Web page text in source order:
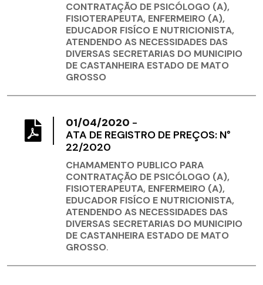
CONTRATAÇÃO DE PSICÓLOGO (A),
FISIOTERAPEUTA, ENFERMEIRO (A),
EDUCADOR FISÍCO E NUTRICIONISTA,
ATENDENDO AS NECESSIDADES DAS
DIVERSAS SECRETARIAS DO MUNICIPIO
DE CASTANHEIRA ESTADO DE MATO
GROSSO
01/04/2020 -
ATA DE REGISTRO DE PREÇOS: N°
22/2020
CHAMAMENTO PUBLICO PARA
CONTRATAÇÃO DE PSICÓLOGO (A),
FISIOTERAPEUTA, ENFERMEIRO (A),
EDUCADOR FISÍCO E NUTRICIONISTA,
ATENDENDO AS NECESSIDADES DAS
DIVERSAS SECRETARIAS DO MUNICIPIO
DE CASTANHEIRA ESTADO DE MATO
GROSSO.